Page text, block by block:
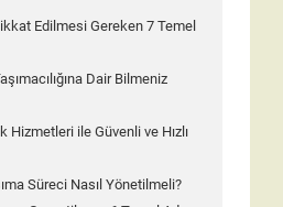
Edilmesi Gereken 7 Temel
Dair Bilmeniz
Hizmetleri ile Güvenli ve Hızlı
Süreci Nasıl Yönetilmeli?